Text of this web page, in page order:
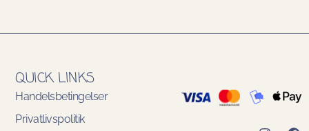
QUICK LINKS
Handelsbetingelser
Privatlivspolitik